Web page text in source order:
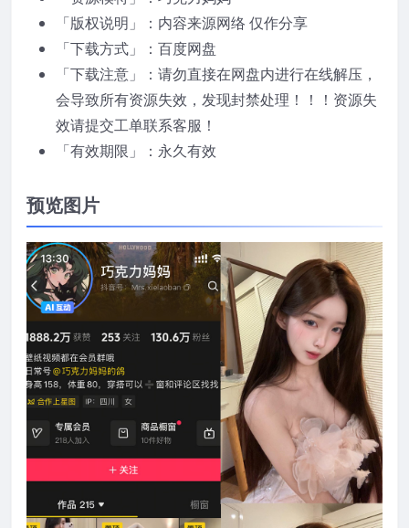
「版权说明」：内容来源网络 仅作分享
「下载方式」：百度网盘
「下载注意」：请勿直接在网盘内进行在线解压，
会导致所有资源失效，发现封禁处理！！！资源失
效请提交工单联系客服！
「有效期限」：永久有效
预览图片